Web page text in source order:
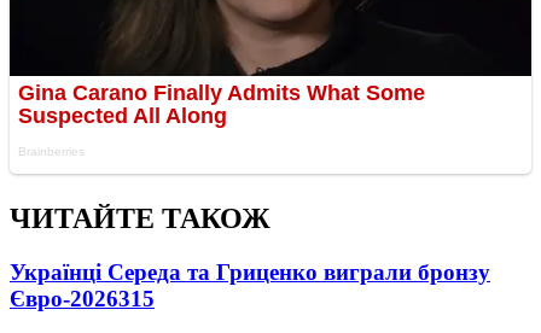
ЧИТАЙТЕ ТАКОЖ
Українці Середа та Гриценко виграли бронзу
Євро-2026315